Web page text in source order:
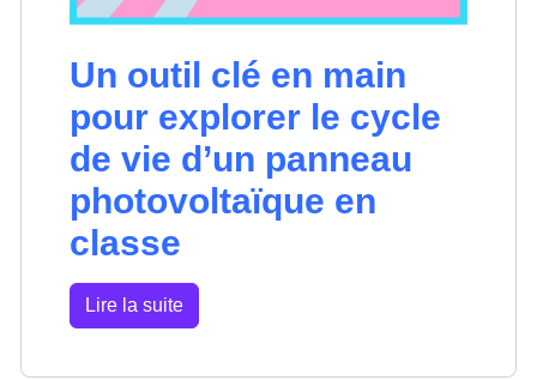
Un outil clé en main
pour explorer le cycle
de vie d’un panneau
photovoltaïque en
classe
Lire la suite